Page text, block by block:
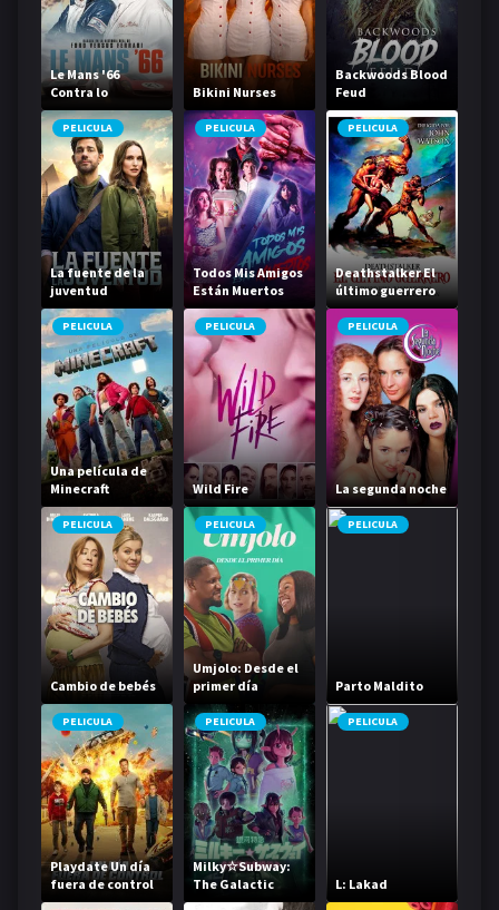
Le Mans '66
Contra lo
imposible
Bikini Nurses
Backwoods Blood
Feud
PELICULA
La fuente de la
juventud
Fountain of Youth
PELICULA
Todos Mis Amigos
Están Muertos
PELICULA
Deathstalker El
último guerrero
PELICULA
Una película de
Minecraft
PELICULA
Wild Fire
PELICULA
La segunda noche
PELICULA
Cambio de bebés
PELICULA
Umjolo: Desde el
primer día
PELICULA
Parto Maldito
PELICULA
Playdate Un día
fuera de control
PELICULA
Milky☆Subway:
The Galactic
Limited Express -
PELICULA
L: Lakad